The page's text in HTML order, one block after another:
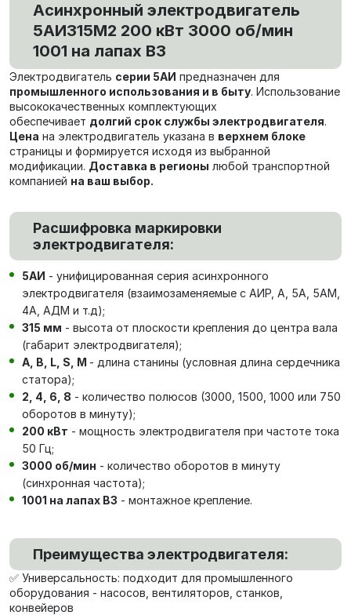
Асинхронный электродвигатель
5АИ315M2 200 кВт 3000 об/мин
1001 на лапах В3
Электродвигатель серии 5АИ предназначен для
промышленного использования и в быту. Использование
высококачественных комплектующих
обеспечивает долгий срок службы электродвигателя.
Цена на электродвигатель указана в верхнем блоке
страницы и формируется исходя из выбранной
модификации. Доставка в регионы любой транспортной
компанией на ваш выбор.
Расшифровка маркировки
электродвигателя:
5АИ - унифицированная серия асинхронного
электродвигателя (взаимозаменяемые с АИР, А, 5А, 5АМ,
4А, АДМ и т.д);
315 мм - высота от плоскости крепления до центра вала
(габарит электродвигателя);
А, В, L, S, М - длина станины (условная длина сердечника
статора);
2, 4, 6, 8 - количество полюсов (3000, 1500, 1000 или 750
оборотов в минуту);
200 кВт - мощность электродвигателя при частоте тока
50 Гц;
3000 об/мин - количество оборотов в минуту
(синхронная частота);
1001 на лапах В3 - монтажное крепление.
Преимущества электродвигателя:
✅ Универсальность: подходит для промышленного
оборудования - насосов, вентиляторов, станков,
конвейеров